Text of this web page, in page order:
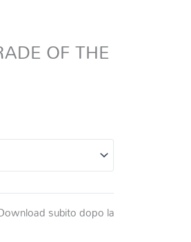
OF THE
subito dopo la